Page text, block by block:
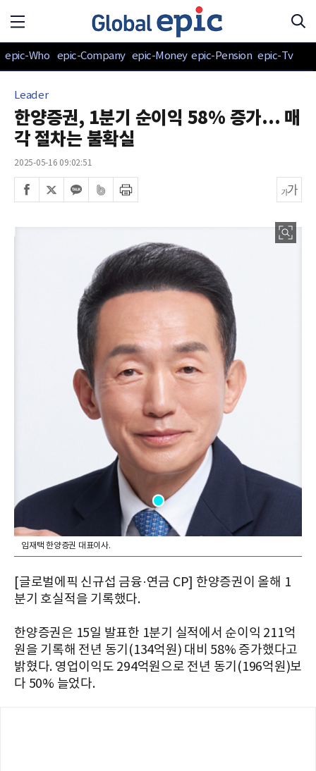
epic-Who epic-Company epic-Money epic-Pension epic-Tv
Leader
한양증권, 1분기 순이익 58% 증가... 매
각 절차는 불확실
2025-05-16 09:02:51
임재택 한양증권 대표이사.
[글로벌에픽 신규섭 금융·연금 CP] 한양증권이 올해 1
분기 호실적을 기록했다.
한양증권은 15일 발표한 1분기 실적에서 순이익 211억
원을 기록해 전년 동기(134억원) 대비 58% 증가했다고
밝혔다. 영업이익도 294억원으로 전년 동기(196억원)보
다 50% 늘었다.